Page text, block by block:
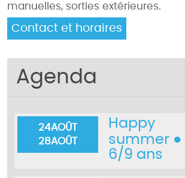
manuelles, sorties extérieures.
Contact et horaires
Agenda
24AOÛT
28AOÛT
Happy
summer ●
6/9 ans